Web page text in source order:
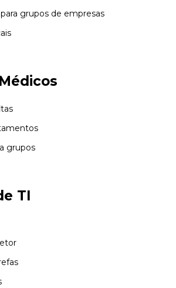
grupos de empresas
grupos
TI